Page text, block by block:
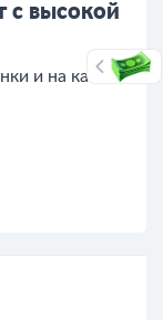
с высокой
и на каких